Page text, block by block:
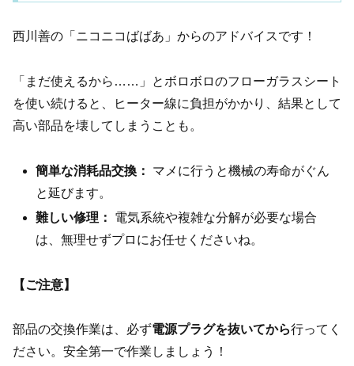
西川善の「ニコニコばばあ」からのアドバイスです！
「まだ使えるから……」とボロボロのフローガラスシート
を使い続けると、ヒーター線に負担がかかり、結果として
高い部品を壊してしまうことも。
簡単な消耗品交換：
マメに行うと機械の寿命がぐん
と延びます。
難しい修理：
電気系統や複雑な分解が必要な場合
は、無理せずプロにお任せくださいね。
【ご注意】
部品の交換作業は、必ず電源プラグを抜いてから行ってく
ださい。安全第一で作業しましょう！